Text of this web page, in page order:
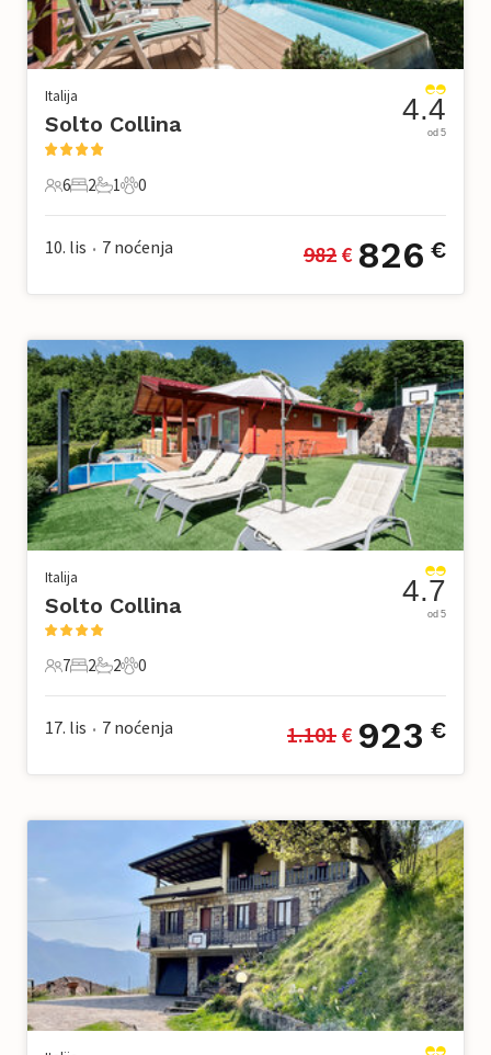
Italija
Solto Collina
6 Gosti
6
2 Spavaće sobe
2
1 Kupaonica
1
0 Kućni ljubimac
0
4.4
od 5
10. lis • 7 noćenja 982 € 826 €
Italija
Solto Collina
7 Gosti
7
2 Spavaće sobe
2
2 Kupaonice
2
0 Kućni ljubimac
0
4.7
od 5
17. lis • 7 noćenja 1.101 € 923 €